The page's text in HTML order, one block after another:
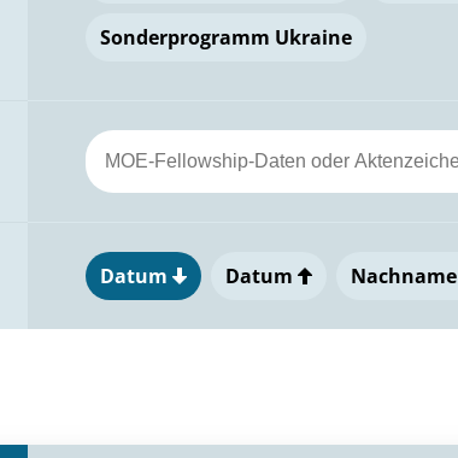
Sonderprogramm Ukraine
Datum Datum Nachname